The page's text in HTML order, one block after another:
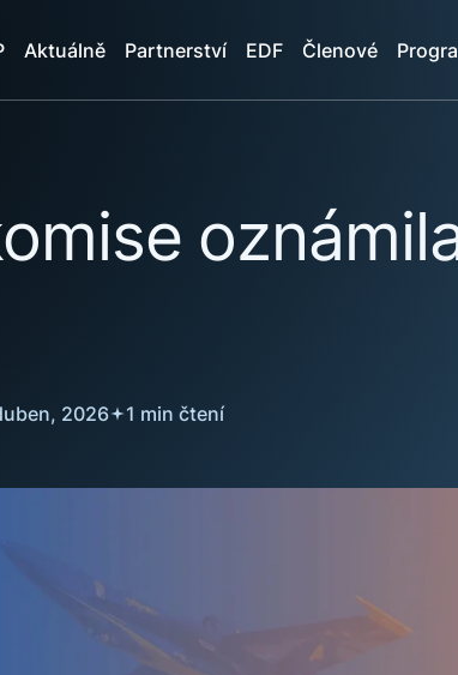
Aktuálně Partnerství EDF Členové
2026 1 min čtení